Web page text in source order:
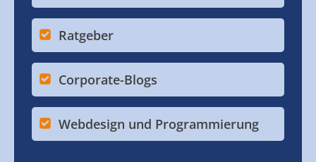
Ratgeber
Corporate-Blogs
Webdesign und Programmierung